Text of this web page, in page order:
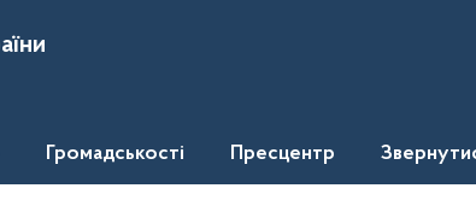
Громадськості Пресцентр